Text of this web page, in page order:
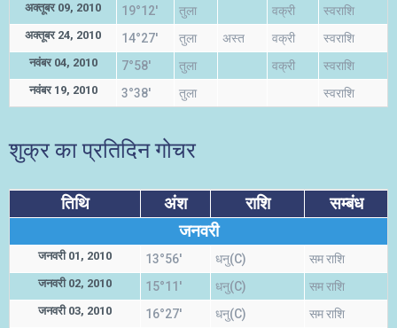
अक्तूबर 09, 2010 19°12' तुला वक्री स्वराशि
अक्तूबर 24, 2010 14°27' तुला अस्त वक्री स्वराशि
नवंबर 04, 2010 7°58' तुला वक्री स्वराशि
नवंबर 19, 2010 3°38' तुला स्वराशि
शुक्र का प्रतिदिन गोचर
तिथि अंश राशि
सम्बंध
जनवरी
जनवरी 01, 2010 13°56' धनु(C) सम राशि
जनवरी 02, 2010 15°11' धनु(C) सम राशि
जनवरी 03, 2010 16°27' धनु(C) सम राशि